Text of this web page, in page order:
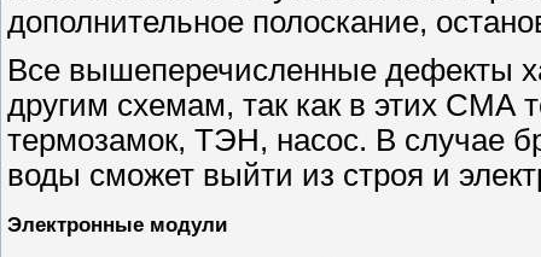
дополнительное полоскание,
Все вышеперечисленные дефекты
другим схемам, так как в этих СМА
термозамок, ТЭН, насос. В случае
воды сможет выйти из строя и
Электронные модули